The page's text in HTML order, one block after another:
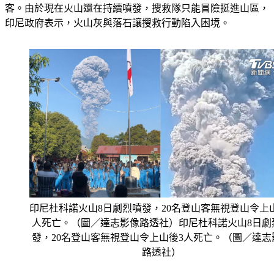
至少3名登山客死亡、10人失蹤，其中包含多名新加坡籍遊
客。由於現在火山還在持續噴發，搜救隊只能冒險挺進山區，
印尼杜科諾火山8日劇烈噴發，20名登山客無視登山令上
人死亡。（圖／達志影像路透社）印尼杜科諾火山8日劇
發，20名登山客無視登山令上山後3人死亡。（圖／達